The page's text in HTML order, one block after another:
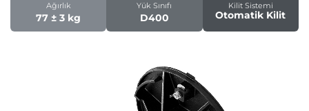
Ağırlık
77 ± 3 kg
Yük Sınıfı
D400
Kilit Sistemi
Otomatik Kilit